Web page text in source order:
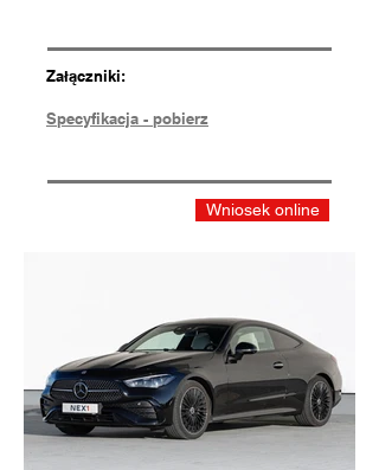
Załączniki:
Specyfikacja - pobierz
Wniosek online